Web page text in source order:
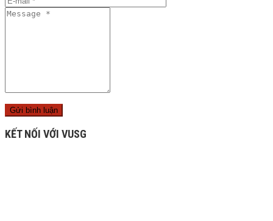
KẾT NỐI VỚI VUSG